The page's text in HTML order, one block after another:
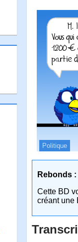
Politique
Rebonds :
Cette BD
créant une